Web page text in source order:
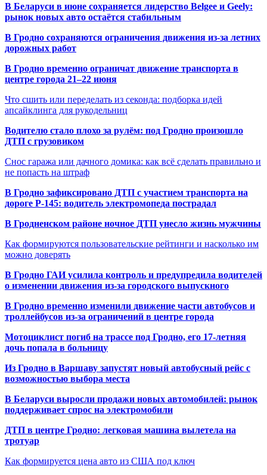
В Беларуси в июне сохраняется лидерство Belgee и Geely:
рынок новых авто остаётся стабильным
В Гродно сохраняются ограничения движения из-за летних
дорожных работ
В Гродно временно ограничат движение транспорта в
центре города 21–22 июня
Что сшить или переделать из секонда: подборка идей
апсайклинга для рукодельниц
Водителю стало плохо за рулём: под Гродно произошло
ДТП с грузовиком
Снос гаража или дачного домика: как всё сделать правильно и
не попасть на штраф
В Гродно зафиксировано ДТП с участием транспорта на
дороге Р-145: водитель электромопеда пострадал
В Гродненском районе ночное ДТП унесло жизнь мужчины
Как формируются пользовательские рейтинги и насколько им
можно доверять
В Гродно ГАИ усилила контроль и предупредила водителей
о изменении движения из-за городского выпускного
В Гродно временно изменили движение части автобусов и
троллейбусов из-за ограничений в центре города
Мотоциклист погиб на трассе под Гродно, его 17-летняя
дочь попала в больницу
Из Гродно в Варшаву запустят новый автобусный рейс с
возможностью выбора места
В Беларуси выросли продажи новых автомобилей: рынок
поддерживает спрос на электромобили
ДТП в центре Гродно: легковая машина вылетела на
тротуар
Как формируется цена авто из США под ключ